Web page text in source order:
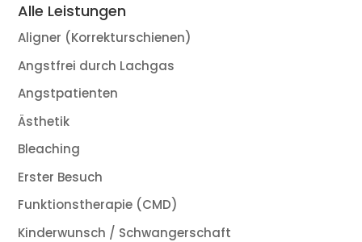
Alle Leistungen
Aligner (Korrekturschienen)
Angstfrei durch Lachgas
Angstpatienten
Ästhetik
Bleaching
Erster Besuch
Funktionstherapie (CMD)
Kinderwunsch / Schwangerschaft